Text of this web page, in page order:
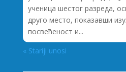
ученица шестог разреда,
друго место, показавши
посвећеност и...
« Stariji unosi